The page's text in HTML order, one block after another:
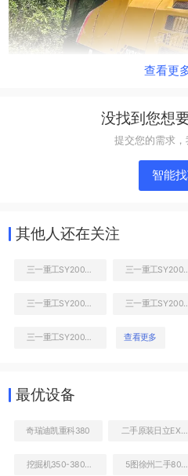
右前
查看更
没找到您想
提交您的需求
智能
其他人还在关注
三一重工SY200H挖掘机 三一重工
三一重工SY200H挖掘机 三一重工
三一重工SY200H挖掘机 查看更多
最优设备
奇瑞迪凯重科380
5图徐州二手80挖掘机